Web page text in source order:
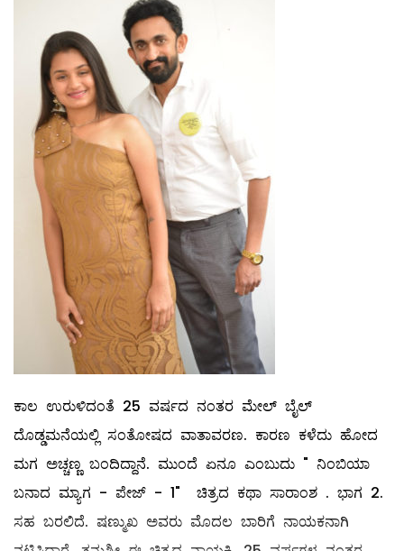
ಕಾಲ ಉರುಳಿದಂತೆ 25 ವರ್ಷದ ನಂತರ ಮೇಲ್ ಬೈಲ್
ದೊಡ್ಡಮನೆಯಲ್ಲಿ ಸಂತೋಷದ ವಾತಾವರಣ. ಕಾರಣ ಕಳೆದು ಹೋದ
ಮಗ ಅಚ್ಚಣ್ಣ ಬಂದಿದ್ದಾನೆ. ಮುಂದೆ ಏನೂ ಎಂಬುದು " ನಿಂಬಿಯಾ
ಬನಾದ ಮ್ಯಾಗ - ಪೇಜ್ - 1" ಚಿತ್ರದ ಕಥಾ ಸಾರಾಂಶ . ಭಾಗ 2.
ಸಹ ಬರಲಿದೆ. ಷಣ್ಮುಖ ಅವರು ಮೊದಲ ಬಾರಿಗೆ ನಾಯಕನಾಗಿ‌